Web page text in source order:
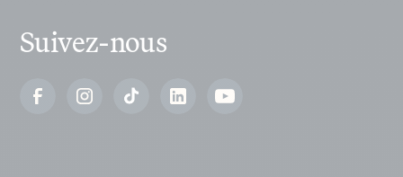
Suivez-nous